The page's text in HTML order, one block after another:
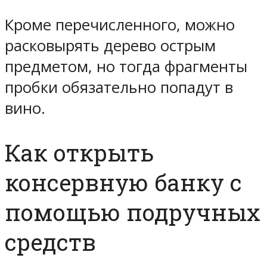
Кроме перечисленного, можно
расковырять дерево острым
предметом, но тогда фрагменты
пробки обязательно попадут в
вино.
Как открыть
консервную банку с
помощью подручных
средств